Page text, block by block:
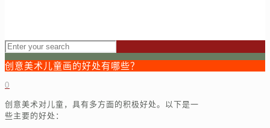
创意美术儿童画的好处有哪些？
0
创意美术对儿童，具有多方面的积极好处。以下是一
些主要的好处：